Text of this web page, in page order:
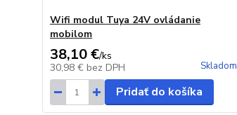
Wifi modul Tuya 24V ovládanie
mobilom
38,10 €/ks
30,98 € bez DPH Skladom
Pridať do košíka